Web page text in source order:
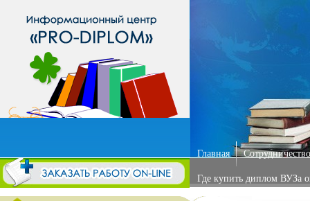
Главная
Где купить диплом ВУЗа